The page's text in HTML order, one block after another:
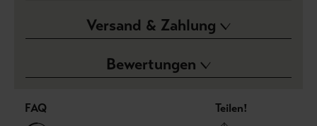
Versand & Zahlung
Bewertungen
FAQ Teilen!